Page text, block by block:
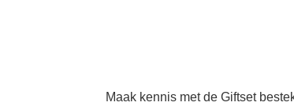
Maak kennis met de Giftset